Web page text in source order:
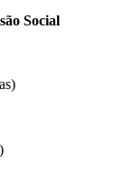
Social